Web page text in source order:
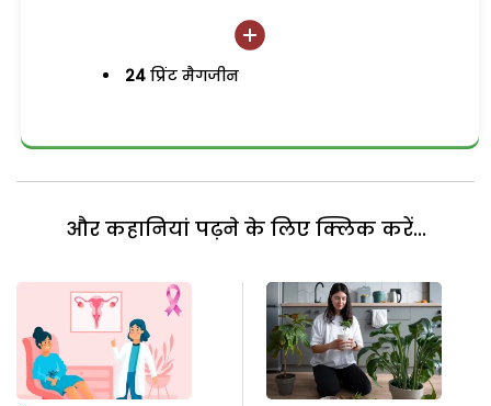
24 प्रिंट मैगजीन
और कहानियां पढ़ने के लिए क्लिक करें...